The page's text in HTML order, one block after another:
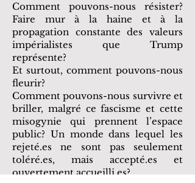
Comment pouvons-nous résister?
Faire mur à la haine et à la
propagation constante des valeurs
impérialistes que Trump
représente?
Et surtout, comment pouvons-nous
fleurir?
Comment pouvons-nous survivre et
briller, malgré ce fascisme et cette
misogynie qui prennent l’espace
public? Un monde dans lequel les
rejeté.es ne sont pas seulement
toléré.es, mais accepté.es et
ouvertement accueilli.es?